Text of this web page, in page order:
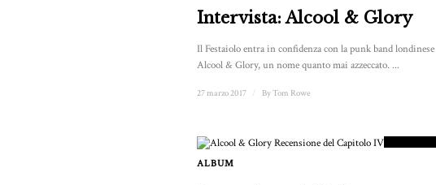
Intervista: Alcool & Glory
Il Festaiolo entra in confidenza con la punk band londinese
Alcool & Glory, un nome quanto mai azzeccato. ...
27 marzo 2017 ByTom Rowe
ALBUM